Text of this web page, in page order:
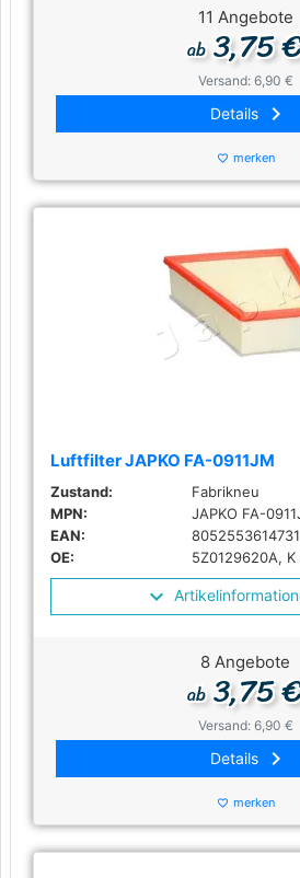
11 Angebote
ab3,75
Versand: 6,90 €
Details keyboard_arrow_right
favorite_border merken
Luftfilter JAPKO FA-0911JM
Zustand:
Fabrikneu
MPN:
JAPKO FA-
EAN:
8052553614731
OE:
5Z0129620A, K
8 Angebote
ab3,75
Versand: 6,90 €
Details keyboard_arrow_right
favorite_border merken